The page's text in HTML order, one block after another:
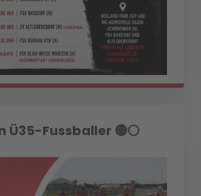
Ü35-Fussballer 🔴⚪️